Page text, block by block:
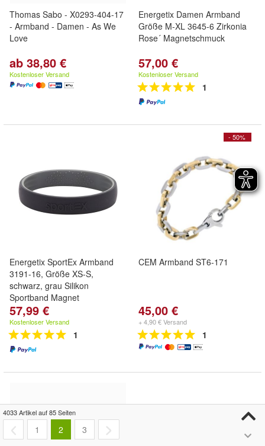
Thomas Sabo - X0293-404-17
- Armband - Damen - As We
Love
ab 38,80 €
Kostenloser Versand
Energetix Damen Armband
Größe M-XL 3645-6 Zirkonia
Rose´ Magnetschmuck
57,00 €
Kostenloser Versand
1
Energetix SportEx Armband
3191-16, Größe XS-S,
schwarz, grau Silikon
Sportband Magnet
57,99 €
Kostenloser Versand
1
- 50%
CEM Armband ST6-171
45,00 €
+ 4,90 € Versand
1
4033 Artikel auf 85 Seiten
1 2 3